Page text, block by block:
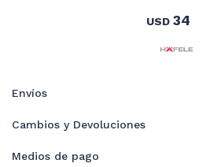
USD 34
Envíos
Cambios y Devoluciones
Medios de pago